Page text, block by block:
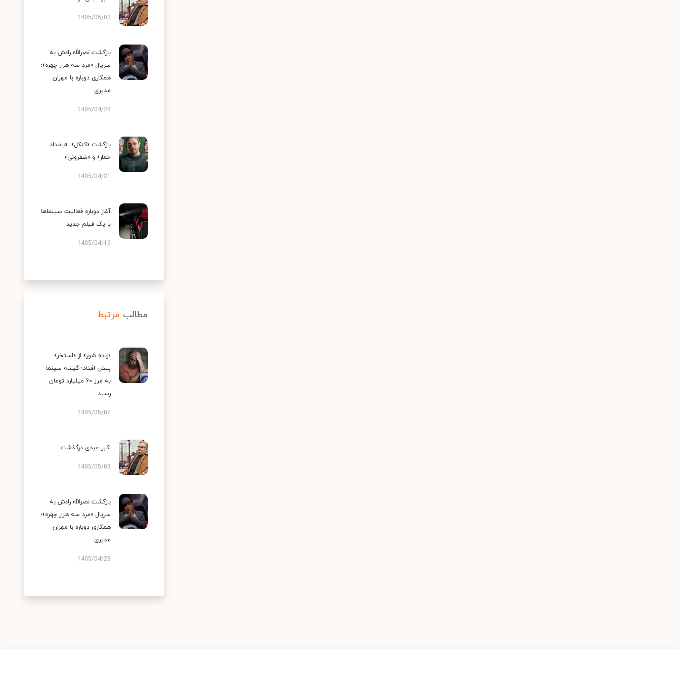
1405/05/03
بازگشت نصرالله رادش به
سریال «مرد سه هزار چهره»؛
همکاری دوباره با مهران
مدیری
1405/04/28
بازگشت «کنکل»، «بامداد
خمار» و «شفرونی»
1405/04/21
آغاز دوباره فعالیت سینماها
با یک فیلم جدید
1405/04/19
مطالب مرتبط
«زنده شور» از «استخر»
پیش افتاد؛ گیشه سینما
به مرز ۶۰ میلیارد تومان
رسید
1405/05/07
اکبر عبدی درگذشت
1405/05/03
بازگشت نصرالله رادش به
سریال «مرد سه هزار چهره»؛
همکاری دوباره با مهران
مدیری
1405/04/28